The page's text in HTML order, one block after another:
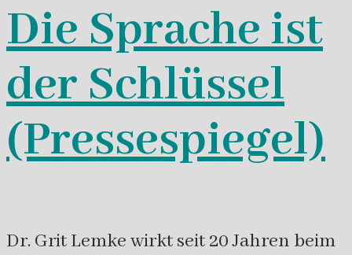
Die Sprache ist
der Schlüssel
(Pressespiegel)
Dr. Grit Lemke wirkt seit 20 Jahren beim